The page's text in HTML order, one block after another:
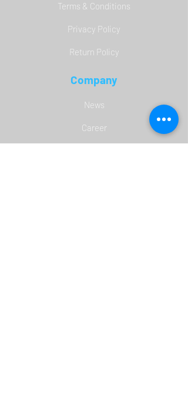
Terms & Conditions
Privacy Policy
Return Policy
Company
News
Career